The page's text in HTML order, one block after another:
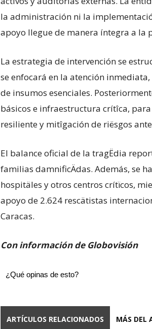
la administración ni la
apoyo llegue de manera íntegra a la
​La estrategia de intervención se
se enfocará en la atención
de insumos esenciales.
básicos e infraestructura crítîca,
resiliente y mitîgación de riësgos
​El balance oficial de la tragËdia
familias damnificÄdas. Además, se
hospitäles y otros centros crítïcos,
apoyo de 2.624 rescätistas
Caracas.
Con información de Globovisión
¿Qué opinas de esto?
ARTÍCULOS RELACIONADOS MÁS DEL